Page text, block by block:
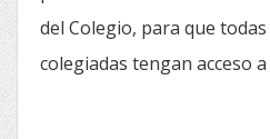
del Colegio, para que
colegiadas tengan acceso